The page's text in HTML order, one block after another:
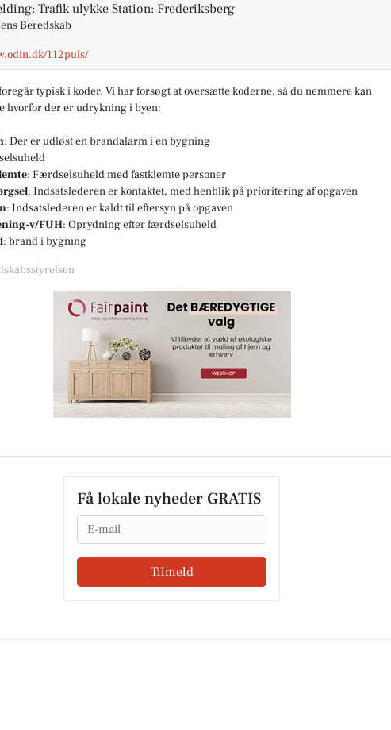
Trafik ulykke Station: Frederiksberg
Beredskab
112puls/
typisk i koder. Vi har forsøgt at oversætte koderne, så du nemmere kan
hvorfor der er udrykning i byen:
: Der er udløst en brandalarm i en bygning
: Færdselsuheld med fastklemte personer
: Indsatslederen er kontaktet, med henblik på prioritering af opgaven
: Indsatslederen er kaldt til eftersyn på opgaven
v/FUH: Oprydning efter færdselsuheld
: brand i bygning
Få lokale nyheder GRATIS
Email
Tilmeld